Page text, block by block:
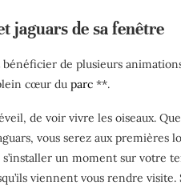
jaguars de sa fenêtre
de plusieurs
cœur du parc **.
de voir vivre les oiseaux.
vous serez aux
un moment sur
viennent vous rendre